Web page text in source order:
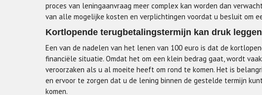
proces van leningaanvraag meer complex kan worden dan
van alle mogelijke kosten en verplichtingen voordat u besluit om
Kortlopende terugbetalingstermijn kan druk
Een van de nadelen van het lenen van 100 euro is dat de
financiële situatie. Omdat het om een klein bedrag gaat, wordt
veroorzaken als u al moeite heeft om rond te komen. Het is
en ervoor te zorgen dat u de lening binnen de gestelde termijn
komen.